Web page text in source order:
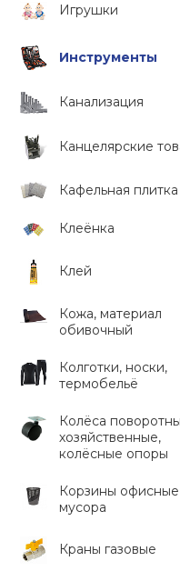
Игрушки
Инструменты
Канализация
Канцелярские
Кафельная плитка
Клеёнка
Клей
Кожа, материал
обивочный
Колготки, носки,
термобельё
Колёса
хозяйственные,
колёсные опоры
Корзины
мусора
Краны газовые